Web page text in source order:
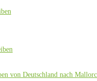
von Deutschland nach